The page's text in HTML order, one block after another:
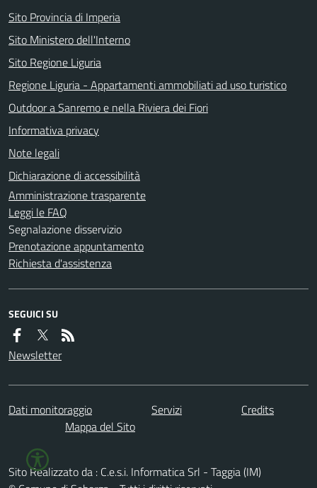
Sito Provincia di Imperia
Sito Ministero dell'Interno
Sito Regione Liguria
Regione Liguria - Appartamenti ammobiliati ad uso turistico
Outdoor a Sanremo e nella Riviera dei Fiori
Informativa privacy
Note legali
Dichiarazione di accessibilità
Amministrazione trasparente
Leggi le FAQ
Segnalazione disservizio
Prenotazione appuntamento
Richiesta d'assistenza
SEGUICI SU
Newsletter
Dati monitoraggio Servizi
Credits
Mappa del Sito
Sito Realizzato da : C.e.s.i. Informatica Srl - Taggia (IM)